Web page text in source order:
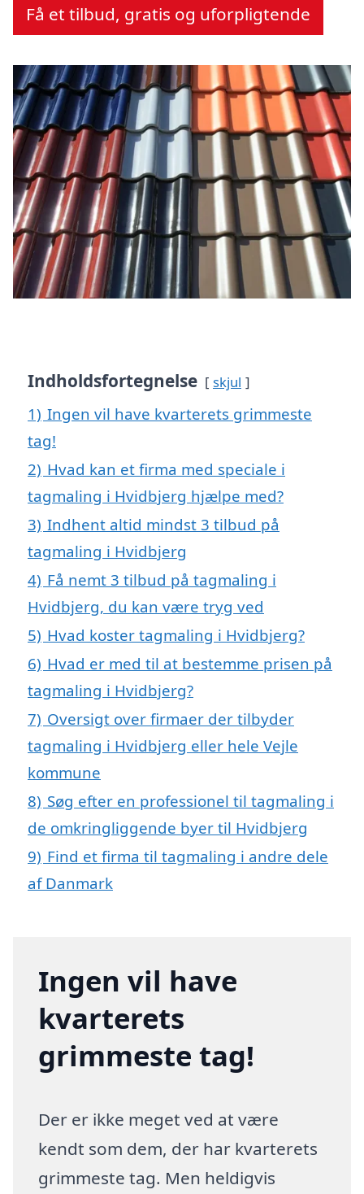
Få et tilbud, gratis og uforpligtende
Indholdsfortegnelse skjul
1) Ingen vil have kvarterets grimmeste
tag!
2) Hvad kan et firma med speciale i
tagmaling i Hvidbjerg hjælpe med?
3) Indhent altid mindst 3 tilbud på
tagmaling i Hvidbjerg
4) Få nemt 3 tilbud på tagmaling i
Hvidbjerg, du kan være tryg ved
5) Hvad koster tagmaling i Hvidbjerg?
6) Hvad er med til at bestemme prisen på
tagmaling i Hvidbjerg?
7) Oversigt over firmaer der tilbyder
tagmaling i Hvidbjerg eller hele Vejle
kommune
8) Søg efter en professionel til tagmaling i
de omkringliggende byer til Hvidbjerg
9) Find et firma til tagmaling i andre dele
af Danmark
Ingen vil have
kvarterets
grimmeste tag!
Der er ikke meget ved at være
kendt som dem, der har kvarterets
grimmeste tag. Men heldigvis